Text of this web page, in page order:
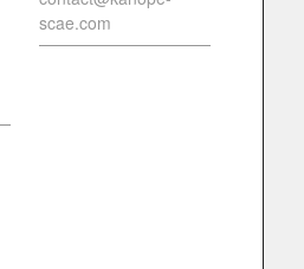
scae.com